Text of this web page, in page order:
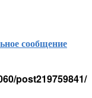
сообщение
post219759841/